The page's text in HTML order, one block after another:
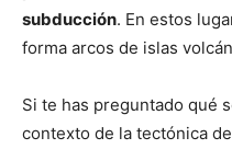
subducción. En estos
forma arcos de islas
Si te has preguntado qué
contexto de la tectónica